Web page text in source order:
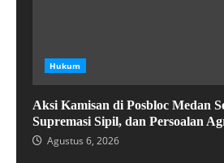
Hukum
Aksi Kamisan di Posbloc Medan
Supremasi Sipil, dan Persoalan
Agustus 6, 2026